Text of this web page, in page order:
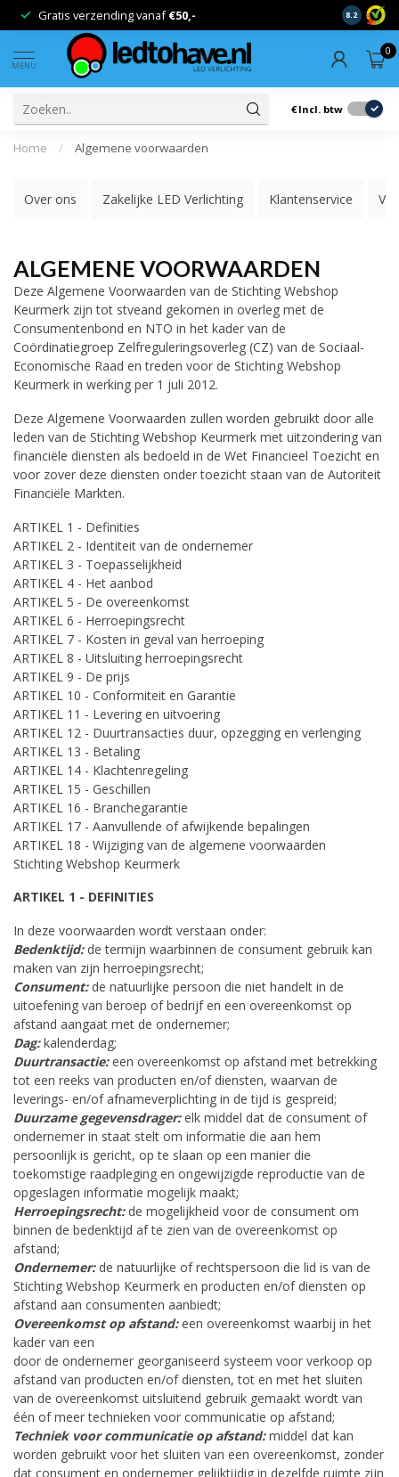
Gratis verzending vanaf€50,- Ervaren
8.2
MENU
0
€ Incl. btw
Home / Algemene voorwaarden
Over ons Zakelijke LED Verlichting Klantenservice
ALGEMENE VOORWAARDEN
Deze Algemene Voorwaarden van de Stichting Webshop
Keurmerk zijn tot stveand gekomen in overleg met de
Consumentenbond en NTO in het kader van de
Coördinatiegroep Zelfreguleringsoverleg (CZ) van de Sociaal-
Economische Raad en treden voor de Stichting Webshop
Keurmerk in werking per 1 juli 2012.
Deze Algemene Voorwaarden zullen worden gebruikt door alle
leden van de Stichting Webshop Keurmerk met uitzondering van
financiële diensten als bedoeld in de Wet Financieel Toezicht en
voor zover deze diensten onder toezicht staan van de Autoriteit
Financiële Markten.
ARTIKEL 1 - Definities
ARTIKEL 2 - Identiteit van de ondernemer
ARTIKEL 3 - Toepasselijkheid
ARTIKEL 4 - Het aanbod
ARTIKEL 5 - De overeenkomst
ARTIKEL 6 - Herroepingsrecht
ARTIKEL 7 - Kosten in geval van herroeping
ARTIKEL 8 - Uitsluiting herroepingsrecht
ARTIKEL 9 - De prijs
ARTIKEL 10 - Conformiteit en Garantie
ARTIKEL 11 - Levering en uitvoering
ARTIKEL 12 - Duurtransacties duur, opzegging en verlenging
ARTIKEL 13 - Betaling
ARTIKEL 14 - Klachtenregeling
ARTIKEL 15 - Geschillen
ARTIKEL 16 - Branchegarantie
ARTIKEL 17 - Aanvullende of afwijkende bepalingen
ARTIKEL 18 - Wijziging van de algemene voorwaarden
Stichting Webshop Keurmerk
ARTIKEL 1 - DEFINITIES
In deze voorwaarden wordt verstaan onder:
Bedenktijd:de termijn waarbinnen de consument gebruik kan
maken van zijn herroepingsrecht;
Consument:de natuurlijke persoon die niet handelt in de
uitoefening van beroep of bedrijf en een overeenkomst op
afstand aangaat met de ondernemer;
Dag:kalenderdag;
Duurtransactie:een overeenkomst op afstand met betrekking
tot een reeks van producten en/of diensten, waarvan de
leverings- en/of afnameverplichting in de tijd is gespreid;
Duurzame gegevensdrager:elk middel dat de consument of
ondernemer in staat stelt om informatie die aan hem
persoonlijk is gericht, op te slaan op een manier die
toekomstige raadpleging en ongewijzigde reproductie van de
opgeslagen informatie mogelijk maakt;
Herroepingsrecht:de mogelijkheid voor de consument om
binnen de bedenktijd af te zien van de overeenkomst op
afstand;
Ondernemer:de natuurlijke of rechtspersoon die lid is van de
Stichting Webshop Keurmerk en producten en/of diensten op
afstand aan consumenten aanbiedt;
Overeenkomst op afstand:een overeenkomst waarbij in het
kader van een
door de ondernemer georganiseerd systeem voor verkoop op
afstand van producten en/of diensten, tot en met het sluiten
van de overeenkomst uitsluitend gebruik gemaakt wordt van
één of meer technieken voor communicatie op afstand;
Techniek voor communicatie op afstand:middel dat kan
worden gebruikt voor het sluiten van een overeenkomst, zonder
dat consument en ondernemer gelijktijdig in dezelfde ruimte zijn